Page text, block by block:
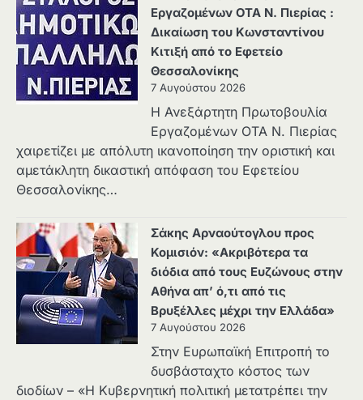
Εργαζομένων ΟΤΑ Ν. Πιερίας :
Δικαίωση του Κωνσταντίνου
Κιτιξή από το Εφετείο
Θεσσαλονίκης
7 Αυγούστου 2026
Η Ανεξάρτητη Πρωτοβουλία
Εργαζομένων ΟΤΑ Ν. Πιερίας
χαιρετίζει με απόλυτη ικανοποίηση την οριστική και
αμετάκλητη δικαστική απόφαση του Εφετείου
Θεσσαλονίκης…
Σάκης Αρναούτογλου προς
Κομισιόν: «Ακριβότερα τα
διόδια από τους Ευζώνους στην
Αθήνα απ’ ό,τι από τις
Βρυξέλλες μέχρι την Ελλάδα»
7 Αυγούστου 2026
Στην Ευρωπαϊκή Επιτροπή το
δυσβάσταχτο κόστος των
διοδίων – «Η Κυβερνητική πολιτική μετατρέπει την